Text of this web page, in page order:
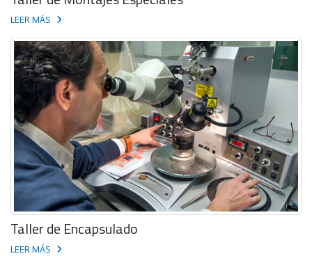
LEER MÁS
Taller de Encapsulado
LEER MÁS